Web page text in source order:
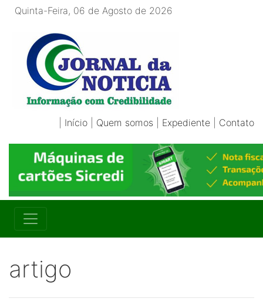
Quinta-Feira, 06 de Agosto de 2026
Início Quem somos Expediente Contato
artigo